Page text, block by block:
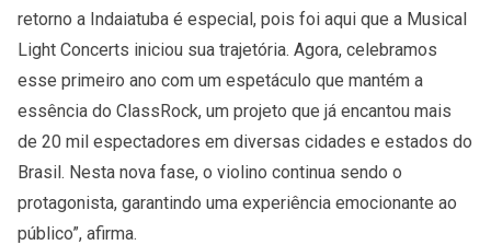
retorno a Indaiatuba é especial, pois foi aqui que a Musical
Light Concerts iniciou sua trajetória. Agora, celebramos
esse primeiro ano com um espetáculo que mantém a
essência do ClassRock, um projeto que já encantou mais
de 20 mil espectadores em diversas cidades e estados do
Brasil. Nesta nova fase, o violino continua sendo o
protagonista, garantindo uma experiência emocionante ao
público”, afirma.